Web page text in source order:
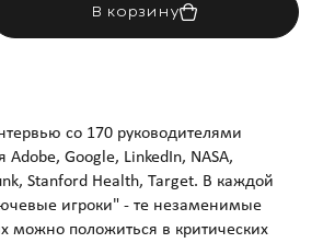
В корзину
со 170 руководителями
Google, LinkedIn, NASA,
Stanford Health, Target. В каждой
игроки" - те незаменимые
можно положиться в критических